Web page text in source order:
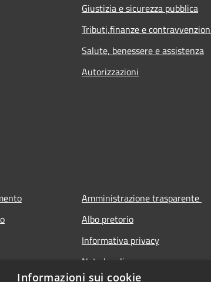
Giustizia e sicurezza pubblica
Tributi,finanze e
Salute, benessere e assistenza
Autorizzazioni
Amministrazione trasparente
Albo pretorio
Informativa privacy
Note legali
Informazioni sui cookie